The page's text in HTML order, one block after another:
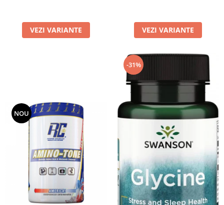
VEZI VARIANTE VEZI VARIANTE
NOU
-31%